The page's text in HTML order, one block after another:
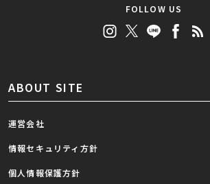
FOLLOW US
ABOUT SITE
運営会社
情報セキュリティ方針
個人情報保護方針